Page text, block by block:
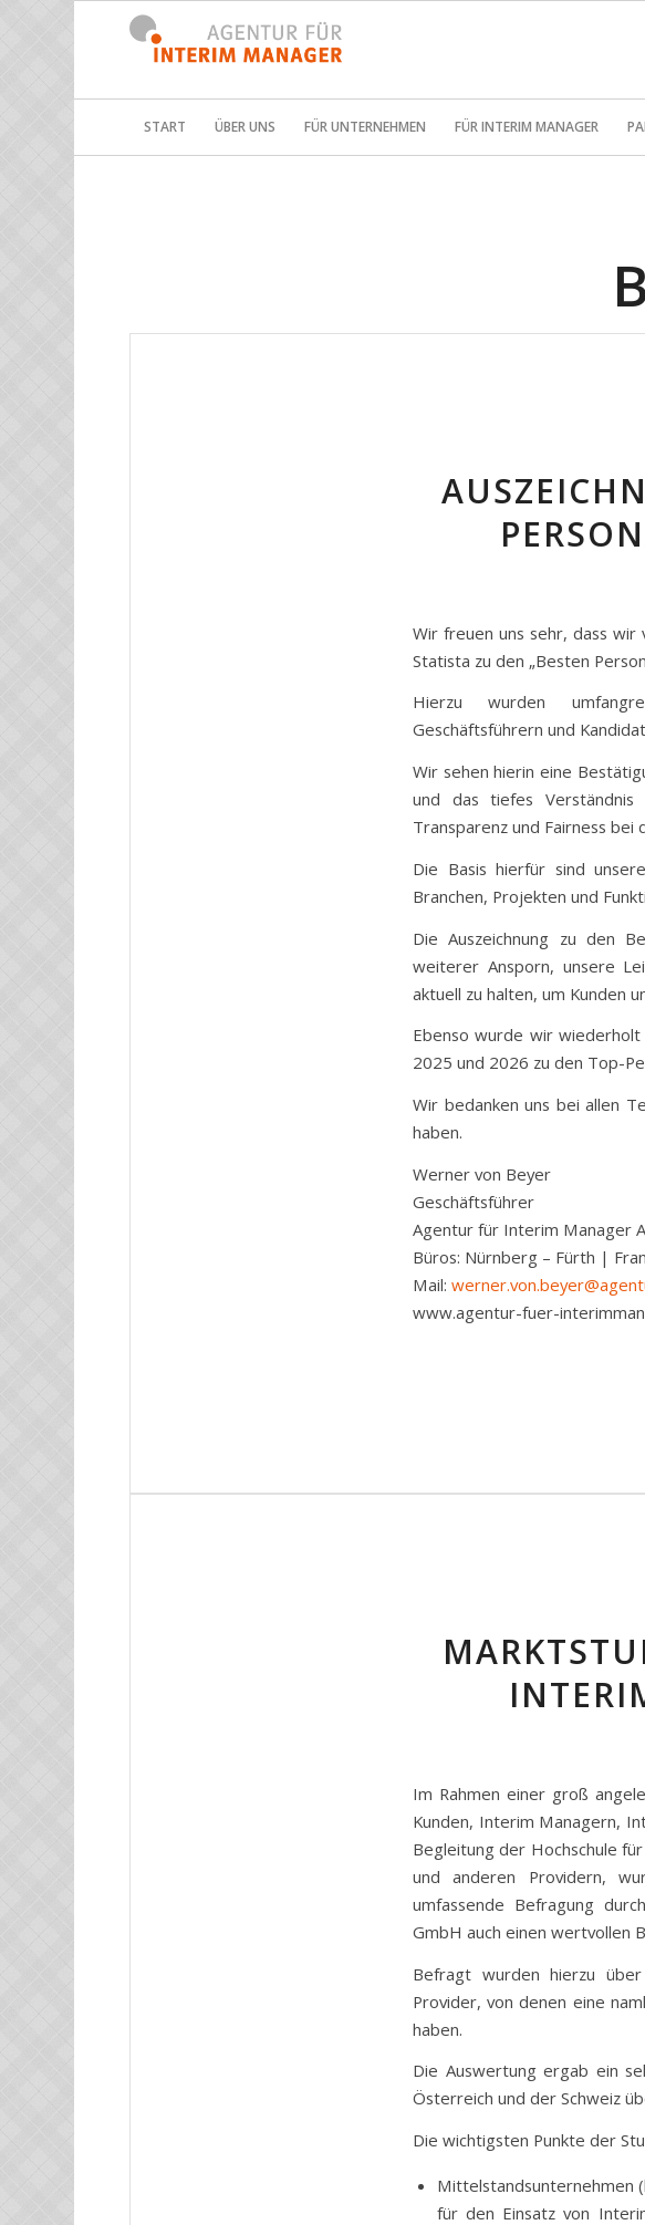
START ÜBER UNS FÜR UNTERNEHMEN FÜR INTERIM MANAGER
Wir freuen uns sehr, dass
Statista zu den „Besten
Hierzu wurden
Geschäftsführern und
Wir sehen hierin eine
und das tiefes
Transparenz und Fairness bei
Die Basis hierfür sind
Branchen, Projekten und
Die Auszeichnung zu den
weiterer Ansporn, unsere
aktuell zu halten, um Kunden
Ebenso wurde wir wiederholt
2025 und 2026 zu den Top-
Wir bedanken uns bei allen
haben.
Werner von Beyer
Geschäftsführer
Agentur für Interim Manager
Büros: Nürnberg – Fürth |
Mail:
www.agentur-fuer-
Im Rahmen einer groß
Kunden, Interim Managern,
Begleitung der Hochschule
und anderen Providern,
umfassende Befragung
GmbH auch einen wertvollen
Befragt wurden hierzu
Provider, von denen eine
haben.
Die Auswertung ergab ein
Österreich und der Schweiz
Die wichtigsten Punkte der
Mittelstandsunternehmen
für den Einsatz von